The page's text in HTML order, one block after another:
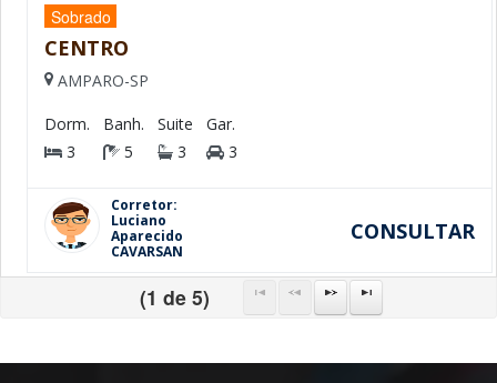
Sobrado
CENTRO
AMPARO-SP
Dorm.
3
Banh.
5
Suite
3
Gar.
3
Corretor:
Luciano
Aparecido
CAVARSAN
CONSULTAR
(1 de 5)